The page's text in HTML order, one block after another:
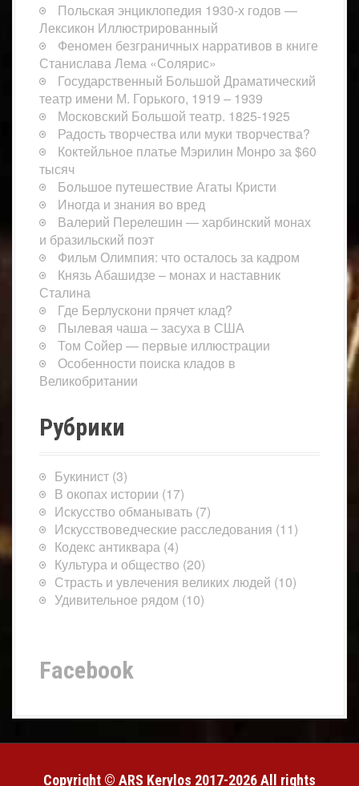
Польская энциклопедия 1930-х годов —
Лексикон Иллюстрированный
Феномен безграничных нарративов в книге
Станислава Лема «Солярис»
Государственный Большой Драматический
театр имени М. Горького, 1919 – 1939
Московский Большой театр. 1825-1925
Радость творчества или муки творчества?
Коктейльное платье Мэрилин Монро за $60
тысяч
Большое путешествие Агаты Кристи
Иногда и знания во вред
Валерий Перелешин — харбинский монах
и бразильский поэт
Фильм Олимпия: что осталось за кадром
Князь Абашидзе – монах и наставник
Сталина
Где Берлускони прячет клад?
Пылевая чаша – засуха в США
Том Сойер — первые иллюстрации
Особенности поиска кладов в
Великобритании
Рубрики
Букинист (3)
В окопах истории (17)
Искусство обманывать (7)
Искусствоведческие расследования (11)
Кодекс антиквара (4)
Культура и общество (20)
Страсть и увлечения великих людей (10)
Удивительное рядом (10)
Facebook
Copyright © ARS Kerylos 2017-2026 All rights